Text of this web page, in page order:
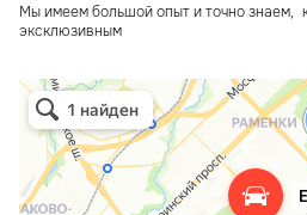
Мы имеем большой опыт и точно знаем,
эксклюзивным